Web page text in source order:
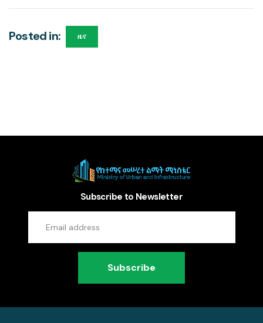
Posted in: ዜና
Subscribe to Newsletter
Subscribe